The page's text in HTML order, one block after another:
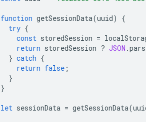
function getSessionData(uuid)
{
try {
const storedSession =
return storedSession ? JSON .
} catch {
return false ;
}
}
let sessionData = getSessionData(